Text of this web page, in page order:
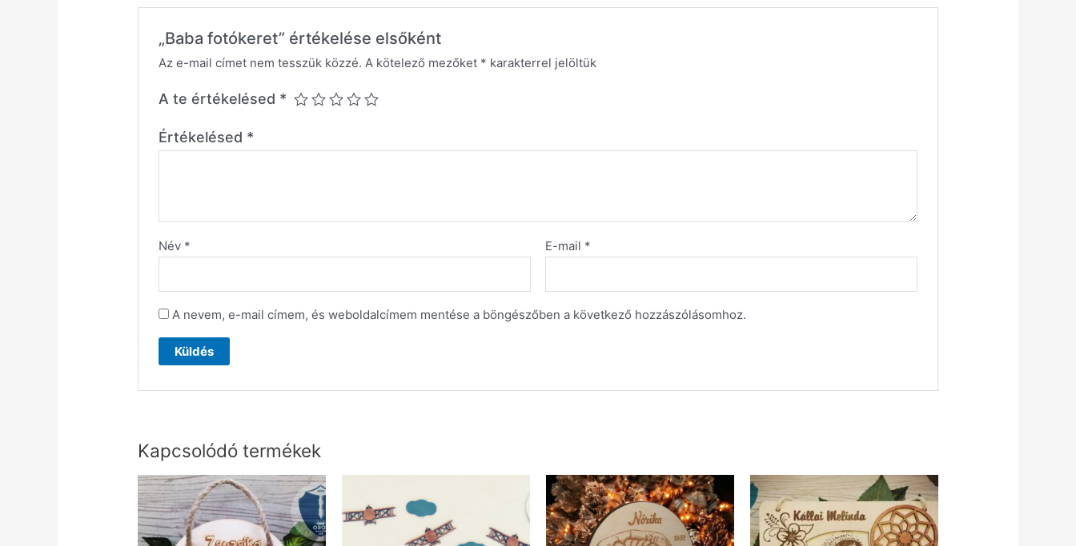
„Baba fotókeret” értékelése elsőként
Az e-mail címet nem tesszük közzé. A kötelező mezőket * karakterrel jelöltük
A te értékelésed *
Értékelésed *
Név * E-mail *
A nevem, e-mail címem, és weboldalcímem mentése a böngészőben a következő hozzászólásomhoz.
Kapcsolódó termékek